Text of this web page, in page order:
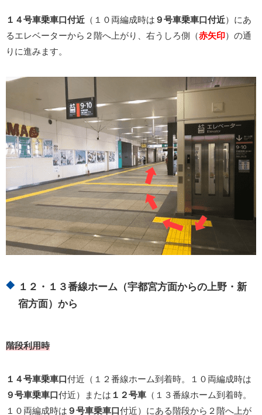
１４号車乗車口付近 （１０両編成時は ９号車乗車口付近）にあ
るエレベーターから２階へ上がり、右うしろ側（赤矢印）の通
りに進みます。
１２・１３番線ホーム（宇都宮方面からの上野・新
宿方面）から
階段利用時
１４号車乗車口付近（１２番線ホーム到着時。１０両編成時は
９号車乗車口付近）または １２号車 （１３番線ホーム到着時。
１０両編成時は ９号車乗車口付近）にある階段から２階へ上が